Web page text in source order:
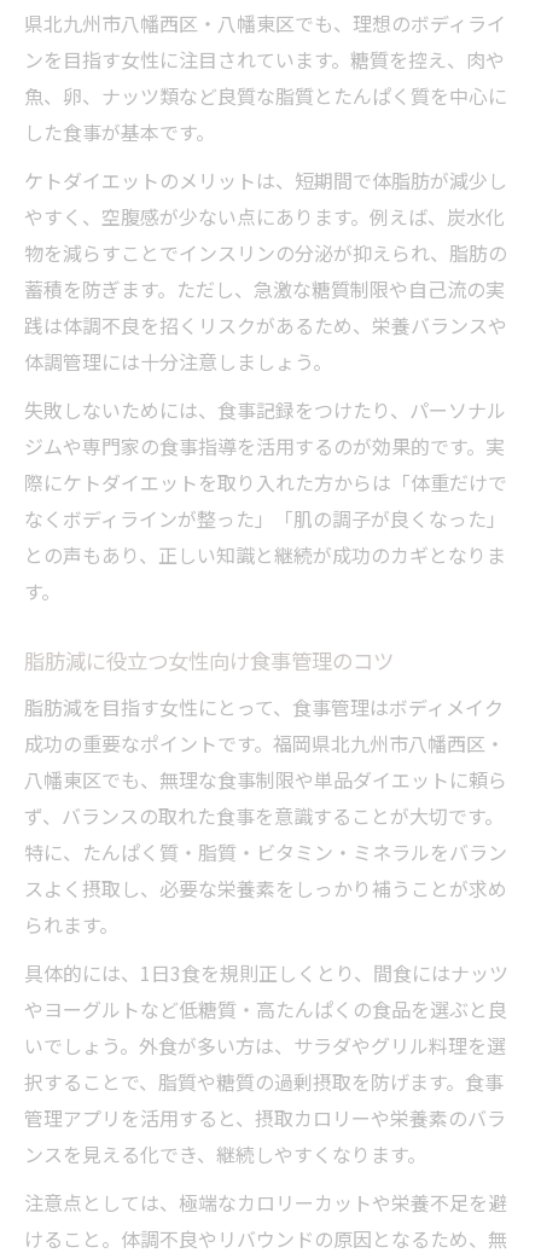
県北九州市八幡西区・八幡東区でも、理想のボディライ
ンを目指す女性に注目されています。糖質を控え、肉や
魚、卵、ナッツ類など良質な脂質とたんぱく質を中心に
した食事が基本です。
ケトダイエットのメリットは、短期間で体脂肪が減少し
やすく、空腹感が少ない点にあります。例えば、炭水化
物を減らすことでインスリンの分泌が抑えられ、脂肪の
蓄積を防ぎます。ただし、急激な糖質制限や自己流の実
践は体調不良を招くリスクがあるため、栄養バランスや
体調管理には十分注意しましょう。
失敗しないためには、食事記録をつけたり、パーソナル
ジムや専門家の食事指導を活用するのが効果的です。実
際にケトダイエットを取り入れた方からは「体重だけで
なくボディラインが整った」「肌の調子が良くなった」
との声もあり、正しい知識と継続が成功のカギとなりま
す。
脂肪減に役立つ女性向け食事管理のコツ
脂肪減を目指す女性にとって、食事管理はボディメイク
成功の重要なポイントです。福岡県北九州市八幡西区・
八幡東区でも、無理な食事制限や単品ダイエットに頼ら
ず、バランスの取れた食事を意識することが大切です。
特に、たんぱく質・脂質・ビタミン・ミネラルをバラン
スよく摂取し、必要な栄養素をしっかり補うことが求め
られます。
具体的には、1日3食を規則正しくとり、間食にはナッツ
やヨーグルトなど低糖質・高たんぱくの食品を選ぶと良
いでしょう。外食が多い方は、サラダやグリル料理を選
択することで、脂質や糖質の過剰摂取を防げます。食事
管理アプリを活用すると、摂取カロリーや栄養素のバラ
ンスを見える化でき、継続しやすくなります。
注意点としては、極端なカロリーカットや栄養不足を避
けること。体調不良やリバウンドの原因となるため、無